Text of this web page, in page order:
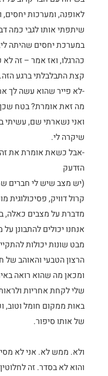
לאופנה, ומערכות
שיתפתי אותו לגבי כמה
במערכת יחסים שהיתה
כהרגלו, ואז אמר – זה לא
קצת התבלבלתי ברגע
-לא פייר שהוא עשה לך
מה זאת אומרת? בטח
ואני נשארתי שם, עשיתי
שיקרה לי.
-אבל כשאת אומרת את
הזדעק
(יש מצב שיש לי חברים
קרול דוויק,
מדברת על מצבים כאלה,
אנחנו יכולים להתבונן
מבט שונות יכולות
הרצון הטבעי והאוהב של
ומכאן מה שהוא רואה
שלי לקחת אחריות
באות ממקום חומל וטוב,
של אותו סיפור.
ולא. ממש לא. אני לא
והוא לא בסדר. זה